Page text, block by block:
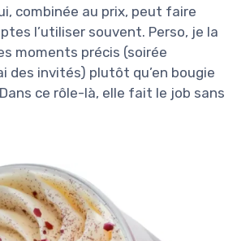
combinée au prix, peut faire
l’utiliser souvent. Perso, je la
moments précis (soirée
des invités) plutôt qu’en bougie
ce rôle-là, elle fait le job sans